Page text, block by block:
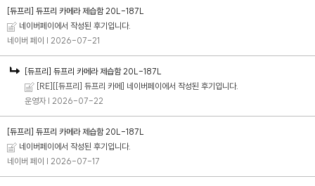
[듀프리] 듀프리 카메라 제습함 20L-187L
네이버페이에서 작성된 후기입니다.
네이버 페이 | 2026-07-21
[듀프리] 듀프리 카메라 제습함 20L-187L
[RE][[듀프리] 듀프리 카메] 네이버페이에서 작성된 후기입니다.
운영자 | 2026-07-22
[듀프리] 듀프리 카메라 제습함 20L-187L
네이버페이에서 작성된 후기입니다.
네이버 페이 | 2026-07-17